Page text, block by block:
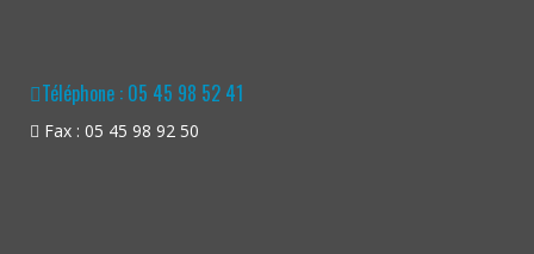
Téléphone : 05 45 98 52 41
Fax : 05 45 98 92 50